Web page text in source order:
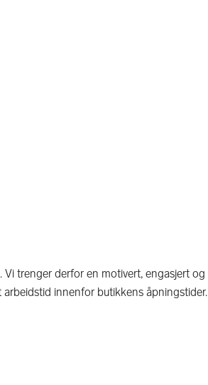
Vi trenger derfor en motivert, engasjert og
innenfor butikkens åpningstider.